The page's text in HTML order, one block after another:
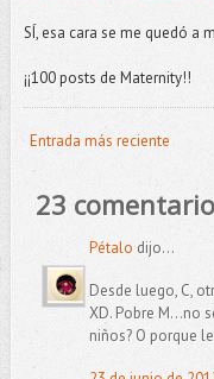
SÍ, esa cara se me quedó a
¡¡100 posts de Maternity!!
Entrada más reciente
23
Pétalo dijo...
Desde luego, C,
XD. Pobre M...no
niños? O porque